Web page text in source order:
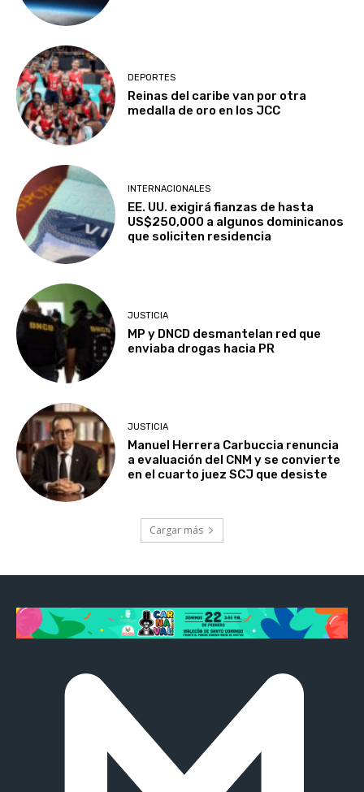
DEPORTES
Reinas del caribe van por otra
medalla de oro en los JCC
INTERNACIONALES
EE. UU. exigirá fianzas de hasta
US$250,000 a algunos dominicanos
que soliciten residencia
JUSTICIA
MP y DNCD desmantelan red que
enviaba drogas hacia PR
JUSTICIA
Manuel Herrera Carbuccia renuncia
a evaluación del CNM y se convierte
en el cuarto juez SCJ que desiste
Cargar más